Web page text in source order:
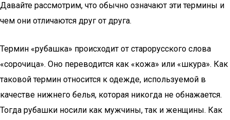
Давайте рассмотрим, что обычно означают эти термины и
чем они отличаются друг от друга.
Термин «рубашка» происходит от старорусского слова
«сорочица». Оно переводится как «кожа» или «шкура». Как
таковой термин относится к одежде, используемой в
качестве нижнего белья, которая никогда не обнажается.
Тогда рубашки носили как мужчины, так и женщины. Как